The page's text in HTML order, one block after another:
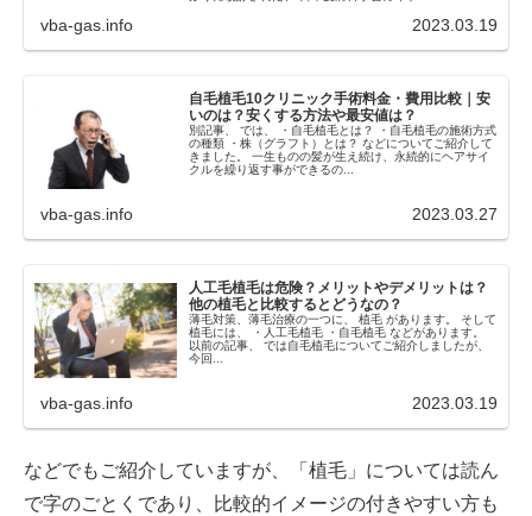
vba-gas.info 2023.03.19
自毛植毛10クリニック手術料金・費用比較｜安
いのは？安くする方法や最安値は？
別記事、 では、 ・自毛植毛とは？ ・自毛植毛の施術方式
の種類 ・株（グラフト）とは？ などについてご紹介して
きました。 一生ものの髪が生え続け、永続的にヘアサイ
クルを繰り返す事ができるの...
vba-gas.info 2023.03.27
人工毛植毛は危険？メリットやデメリットは？
他の植毛と比較するとどうなの？
薄毛対策、薄毛治療の一つに、 植毛 があります。 そして
植毛には、 ・人工毛植毛 ・自毛植毛 などがあります。
以前の記事、 では自毛植毛についてご紹介しましたが、
今回...
vba-gas.info 2023.03.19
などでもご紹介していますが、「植毛」については読ん
で字のごとくであり、比較的イメージの付きやすい方も